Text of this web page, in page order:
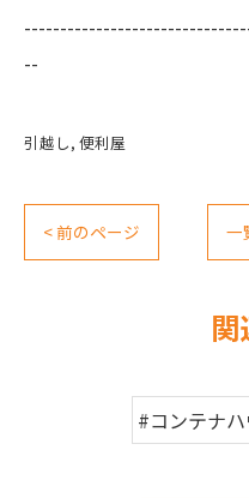
--
引越し 便利屋
< 前のページ 一
#コンテナ